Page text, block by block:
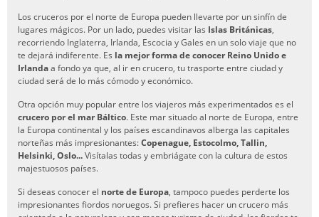
Los cruceros por el norte de Europa pueden llevarte por un sinfín de
lugares mágicos. Por un lado, puedes visitar las Islas Británicas,
recorriendo Inglaterra, Irlanda, Escocia y Gales en un solo viaje que no
te dejará indiferente. Es la mejor forma de conocer Reino Unido e
Irlandaa fondo ya que, al ir en crucero, tu trasporte entre ciudad y
ciudad será de lo más cómodo y económico.
Otra opción muy popular entre los viajeros más experimentados es el
crucero por el mar Báltico. Este mar situado al norte de Europa, entre
la Europa continental y los países escandinavos alberga las capitales
norteñas más impresionantes:Copenague, Estocolmo, Tallin,
Helsinki, Oslo...Visítalas todas y embriágate con la cultura de estos
majestuosos países.
Si deseas conocer el norte de Europa, tampoco puedes perderte los
impresionantes fiordos noruegos. Si prefieres hacer un crucero más